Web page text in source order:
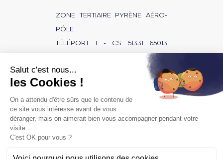
ZONE TERTIAIRE PYRÈNE AÉRO-
PÔLE
TÉLÉPORT 1 - CS 51331 65013
BAISSE D'AUDITION ?
SOURD OU MALENTENDANT ?